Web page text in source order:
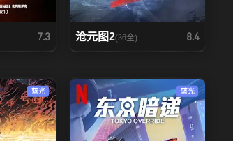
7.3 沧元图2(36全) 8.4
蓝光 蓝光